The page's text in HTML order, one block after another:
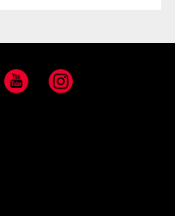
YouTube Instagram